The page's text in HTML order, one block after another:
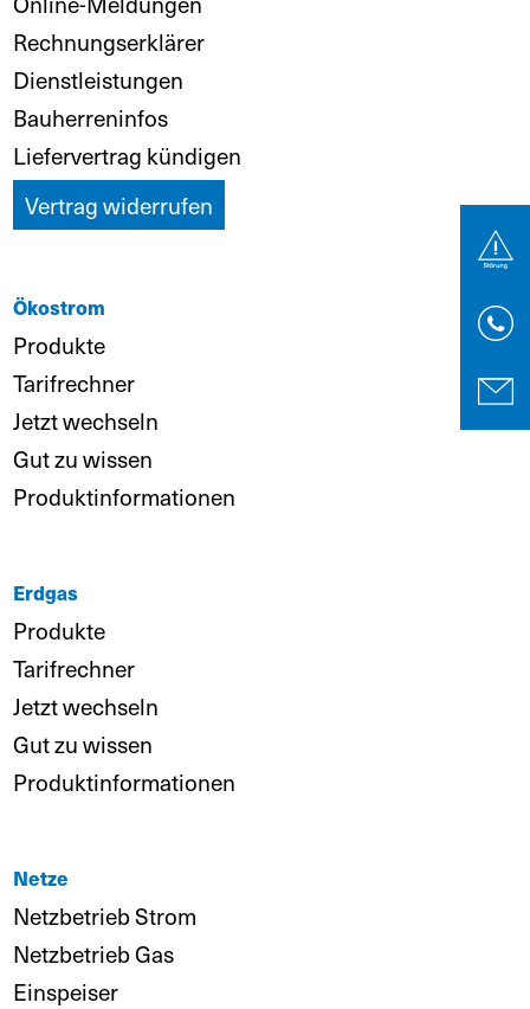
Rechnungserklärer
Dienstleistungen
Bauherreninfos
Liefervertrag kündigen
Vertrag widerrufen
Ökostrom
Produkte
Tarifrechner
Jetzt wechseln
Gut zu wissen
Produktinformationen
Erdgas
Produkte
Tarifrechner
Jetzt wechseln
Gut zu wissen
Produktinformationen
Netze
Netzbetrieb Strom
Netzbetrieb Gas
Einspeiser